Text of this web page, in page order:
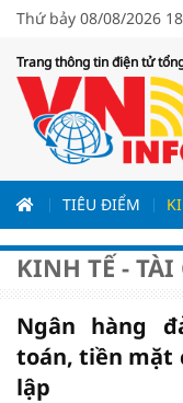
Thứ bảy 08/08/2026
Trang thông tin điện tử
TIÊU ĐIỂM
KINH TẾ -
Ngân hàng
toán, tiền mặt
lập